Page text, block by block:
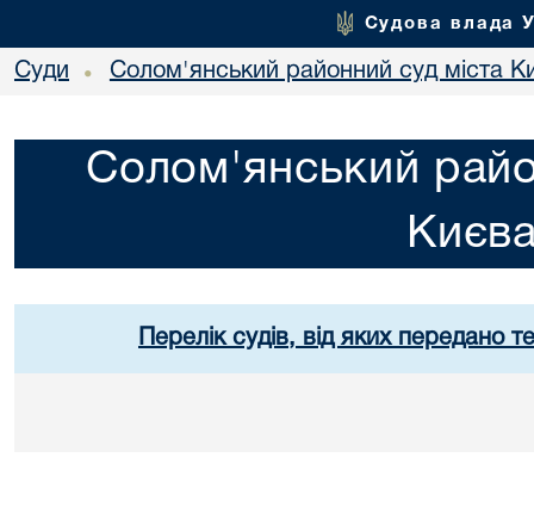
Судова влада
Суди • Солом'янський районний суд міста
Солом'янський
Перелік судів, від яких передано